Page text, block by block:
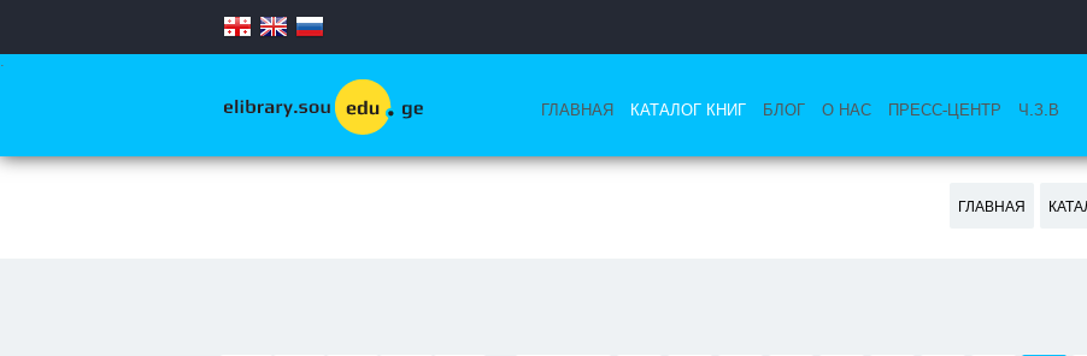
.
ГЛАВНАЯ КАТАЛОГ КНИГ БЛОГ О НАС ПРЕСС-ЦЕНТР Ч.З.В
ГЛАВНАЯ